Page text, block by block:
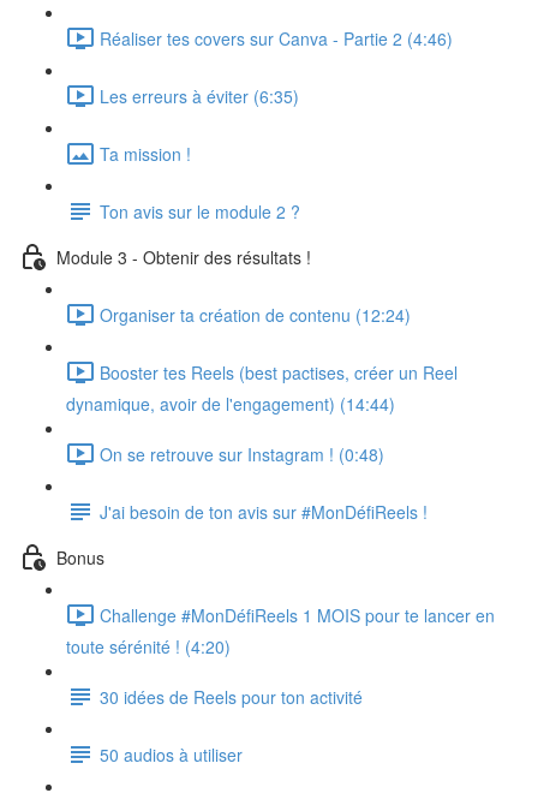
Réaliser tes covers sur Canva - Partie 2 (4:46)
Les erreurs à éviter (6:35)
Ta mission !
Ton avis sur le module 2 ?
Module 3 - Obtenir des résultats !
Organiser ta création de contenu (12:24)
Booster tes Reels (best pactises, créer un Reel
dynamique, avoir de l'engagement) (14:44)
On se retrouve sur Instagram ! (0:48)
J'ai besoin de ton avis sur #MonDéfiReels !
Bonus
Challenge #MonDéfiReels 1 MOIS pour te lancer en
toute sérénité ! (4:20)
30 idées de Reels pour ton activité
50 audios à utiliser